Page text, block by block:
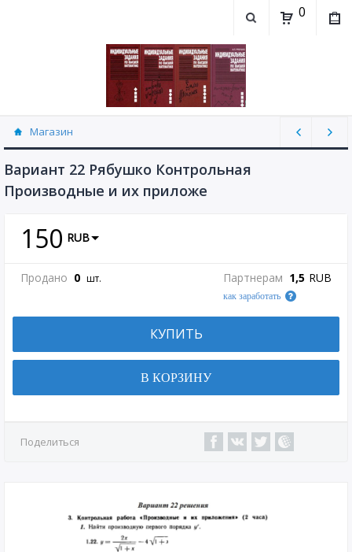
0
Магазин
Контрольная работа "Производные и их
Вариант 22 Рябушко Контрольная
Производные и их приложе
150 RUB
Продано 0 шт. Партнерам 1,5 RUB
как заработать
КУПИТЬ
В КОРЗИНУ
Поделиться